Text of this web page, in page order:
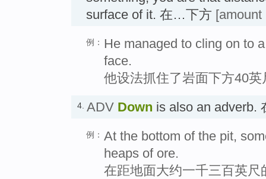
surface of it. 在…下方
例： He managed to cling on to
face.
他设法抓住了岩面下方40
4. ADV Down is also an adverb.
例： At the bottom of the pit,
heaps of ore.
在距地面大约一千三百英